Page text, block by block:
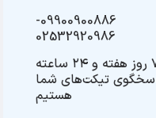
09900900886-
02532920986
۷ روز هفته و ۲۴ ساعته
تیکت‌های شما
هستیم